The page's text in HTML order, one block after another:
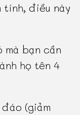
tính, điều này
mà bạn cần
họ tên 4
(giảm